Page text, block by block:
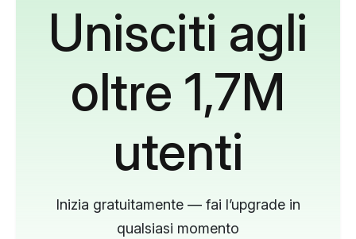
Unisciti agli
oltre 1,7M
utenti
Inizia gratuitamente — fai l’upgrade in
qualsiasi momento